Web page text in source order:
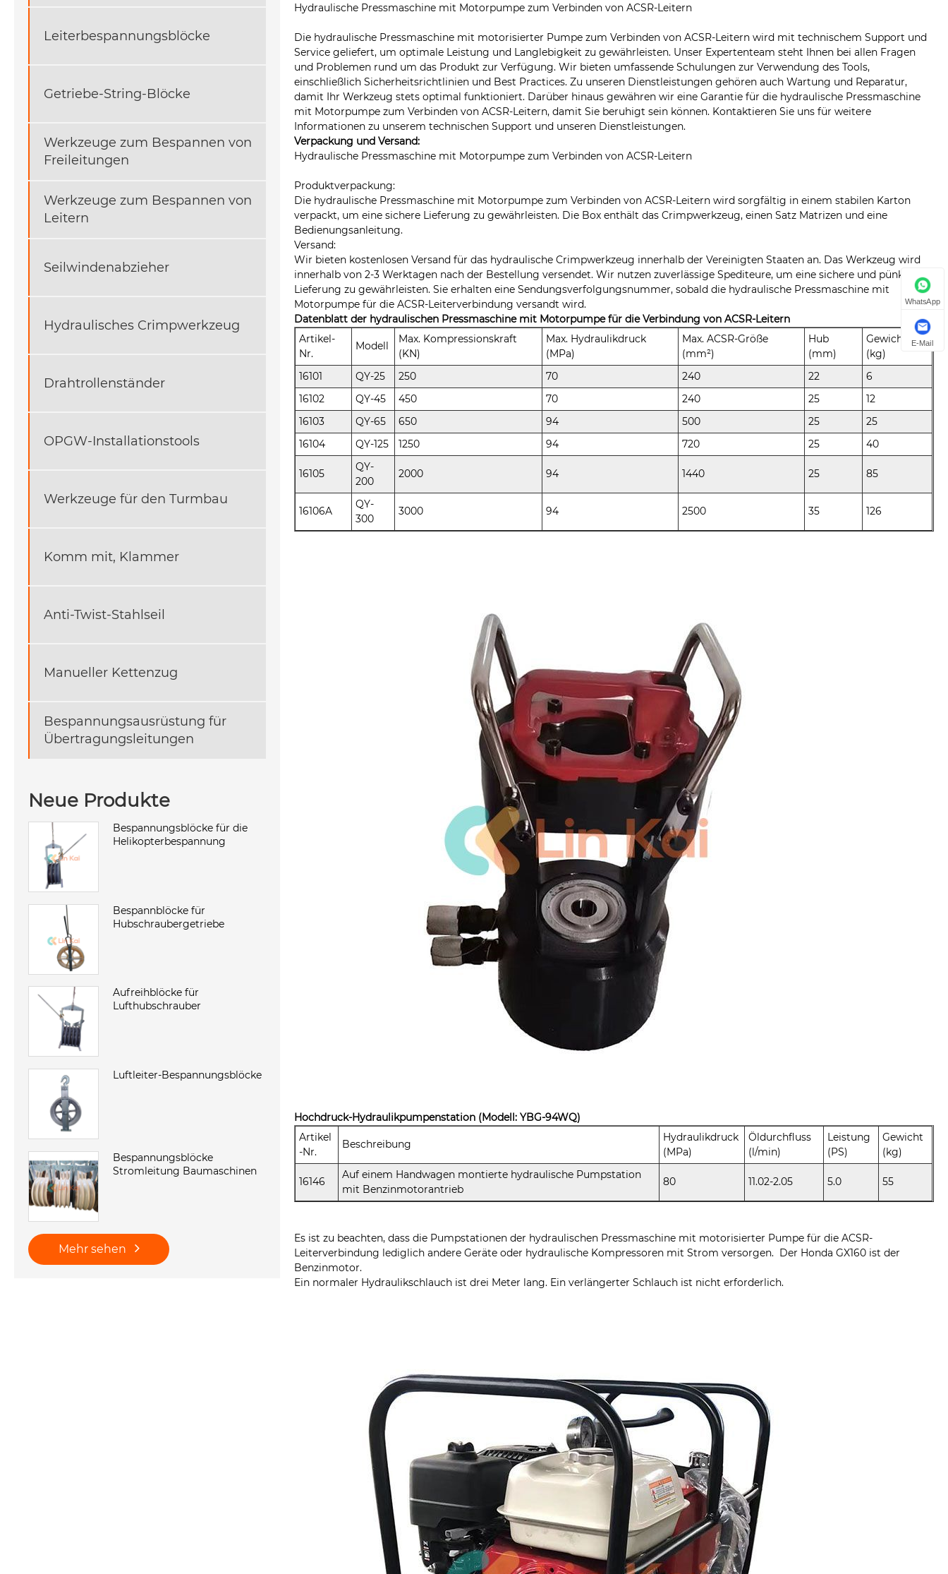
Leiterbespannungsblöcke
Getriebe-String-Blöcke
Werkzeuge zum Bespannen von
Freileitungen
Werkzeuge zum Bespannen von
Leitern
Seilwindenabzieher
Hydraulisches Crimpwerkzeug
Drahtrollenständer
OPGW-Installationstools
Werkzeuge für den Turmbau
Komm mit, Klammer
Anti-Twist-Stahlseil
Manueller Kettenzug
Bespannungsausrüstung für
Übertragungsleitungen
Neue Produkte
Bespannungsblöcke für die
Helikopterbespannung
Bespannblöcke für
Hubschraubergetriebe
Aufreihblöcke für
Lufthubschrauber
Luftleiter-Bespannungsblöcke
Bespannungsblöcke
Stromleitung Baumaschinen
Mehr sehen
Hydraulische Pressmaschine mit Motorpumpe zum Verbinden von ACSR-Leitern
Die hydraulische Pressmaschine mit motorisierter Pumpe zum Verbinden von ACSR-Leitern wird mit technischem Support und
Service geliefert, um optimale Leistung und Langlebigkeit zu gewährleisten. Unser Expertenteam steht Ihnen bei allen Fragen
und Problemen rund um das Produkt zur Verfügung. Wir bieten umfassende Schulungen zur Verwendung des Tools,
einschließlich Sicherheitsrichtlinien und Best Practices. Zu unseren Dienstleistungen gehören auch Wartung und Reparatur,
damit Ihr Werkzeug stets optimal funktioniert. Darüber hinaus gewähren wir eine Garantie für die hydraulische Pressmaschine
mit Motorpumpe zum Verbinden von ACSR-Leitern, damit Sie beruhigt sein können. Kontaktieren Sie uns für weitere
Informationen zu unserem technischen Support und unseren Dienstleistungen.
Verpackung und Versand:
Hydraulische Pressmaschine mit Motorpumpe zum Verbinden von ACSR-Leitern
Produktverpackung:
Die hydraulische Pressmaschine mit Motorpumpe zum Verbinden von ACSR-Leitern wird sorgfältig in einem stabilen Karton
verpackt, um eine sichere Lieferung zu gewährleisten. Die Box enthält das Crimpwerkzeug, einen Satz Matrizen und eine
Bedienungsanleitung.
Versand:
Wir bieten kostenlosen Versand für das hydraulische Crimpwerkzeug innerhalb der Vereinigten Staaten an. Das Werkzeug wird
innerhalb von 2-3 Werktagen nach der Bestellung versendet. Wir nutzen zuverlässige Spediteure, um eine sichere und pünktliche
Lieferung zu gewährleisten. Sie erhalten eine Sendungsverfolgungsnummer, sobald die hydraulische Pressmaschine mit
Motorpumpe für die ACSR-Leiterverbindung versandt wird.
Datenblatt der hydraulischen Pressmaschine mit Motorpumpe für die Verbindung von ACSR-Leitern
Artikel-
Nr.
Modell
Max. Kompressionskraft
(KN)
Max. Hydraulikdruck
(MPa)
Max. ACSR-Größe
(mm²)
Hub
(mm)
Gewicht
(kg)
16101
QY-25 250 70 240 22
6
16102
QY-45 450 70 240 25
12
16103
QY-65 650 94 500 25
25
16104
QY-125 1250 94 720 25 40
16105
QY-
200
2000 94 1440 25 85
16106A
QY-
300
3000 94 2500 35 126
Hochdruck-Hydraulikpumpenstation (Modell: YBG-94WQ)
Artikel
-Nr.
Beschreibung
Hydraulikdruck
(MPa)
Öldurchfluss
(l/min)
Leistung
(PS)
Gewicht
(kg)
16146
Auf einem Handwagen montierte hydraulische Pumpstation
mit Benzinmotorantrieb
80 11.02-2.05 5.0 55
Es ist zu beachten, dass die Pumpstationen der hydraulischen Pressmaschine mit motorisierter Pumpe für die ACSR-
Leiterverbindung lediglich andere Geräte oder hydraulische Kompressoren mit Strom versorgen. Der Honda GX160 ist der
Benzinmotor.
Ein normaler Hydraulikschlauch ist drei Meter lang. Ein verlängerter Schlauch ist nicht erforderlich.
WhatsApp
E-Mail